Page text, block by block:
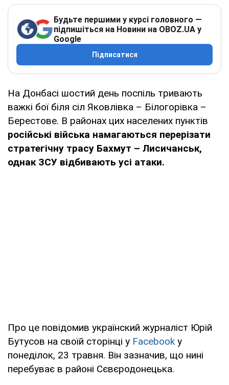
Будьте першими у курсі головного —
підпишіться на Новини на OBOZ.UA у
Google
Підписатися
На Донбасі шостий день поспіль тривають
важкі бої біля сіл Яковлівка – Білогорівка –
Берестове. В районах цих населених пунктів
російські війська намагаються перерізати
стратегічну трасу Бахмут – Лисичанськ,
однак ЗСУ відбивають усі атаки.
Про це повідомив українский журналіст Юрій
Бутусов на своїй сторінці у Facebook у
понеділок, 23 травня. Він зазначив, що нині
перебуває в районі Сєвєродонецька.